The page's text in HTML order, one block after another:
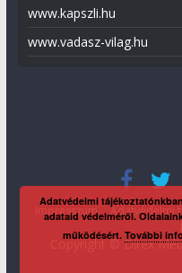
www.kapszli.hu
www.vadasz-vilag.hu
Impresszum Adatvédelmi
Copyright © Direx
Adatvédelmi
adataid védelméről.
működésért.További